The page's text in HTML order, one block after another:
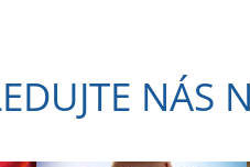
NÁS